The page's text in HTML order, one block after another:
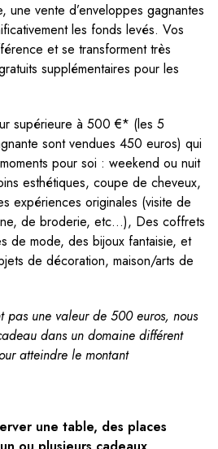
vente d’enveloppes gagnantes
les fonds levés. Vos
et se transforment très
supplémentaires pour les
supérieure à 500 €* (les 5
sont vendues 450 euros) qui
pour soi : weekend ou nuit
esthétiques, coupe de cheveux,
expériences originales (visite de
de broderie, etc…), Des coffrets
de mode, des bijoux fantaisie, et
de décoration, maison/arts de
pas une valeur de 500 euros, nous
dans un domaine différent
atteindre le montant
une table, des places